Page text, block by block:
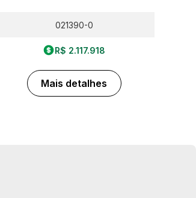
021390-0
R$ 2.117.918
Mais detalhes